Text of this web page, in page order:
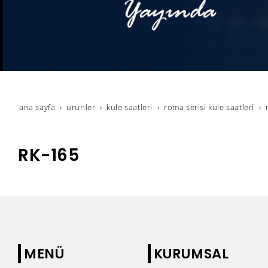
ana sayfa ürünler kule saatleri roma serisi kule saatleri
RK-165
MENÜ KURUMSAL